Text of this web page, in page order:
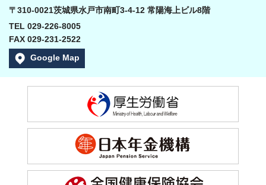
〒310-0021茨城県水戸市南町3-4-12 常陽海上ビル8階
TEL 029-226-8005
FAX 029-231-2522
Google Map